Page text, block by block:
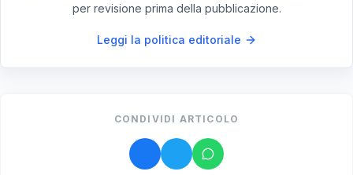
per revisione prima della pubblicazione.
Leggi la politica editoriale
CONDIVIDI ARTICOLO